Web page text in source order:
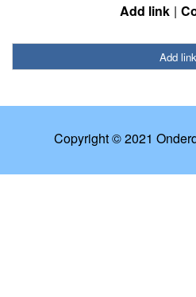
Add link
Add link
Copyright © 2021